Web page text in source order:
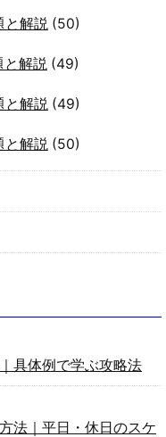
と解説(50)
と解説(49)
と解説(49)
と解説(50)
具体例で学ぶ攻略法
法｜平日・休日のスケ